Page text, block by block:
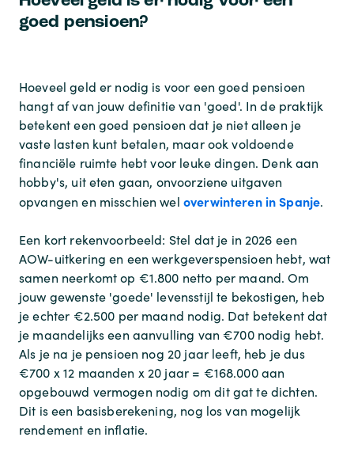
goed pensioen?
Hoeveel geld er nodig is voor een goed pensioen
hangt af van jouw definitie van 'goed'. In de praktijk
betekent een goed pensioen dat je niet alleen je
vaste lasten kunt betalen, maar ook voldoende
financiële ruimte hebt voor leuke dingen. Denk aan
hobby's, uit eten gaan, onvoorziene uitgaven
opvangen en misschien wel overwinteren in Spanje.
Een kort rekenvoorbeeld: Stel dat je in 2026 een
AOW-uitkering en een werkgeverspensioen hebt, wat
samen neerkomt op €1.800 netto per maand. Om
jouw gewenste 'goede' levensstijl te bekostigen, heb
je echter €2.500 per maand nodig. Dat betekent dat
je maandelijks een aanvulling van €700 nodig hebt.
Als je na je pensioen nog 20 jaar leeft, heb je dus
€700 x 12 maanden x 20 jaar = €168.000 aan
opgebouwd vermogen nodig om dit gat te dichten.
Dit is een basisberekening, nog los van mogelijk
rendement en inflatie.